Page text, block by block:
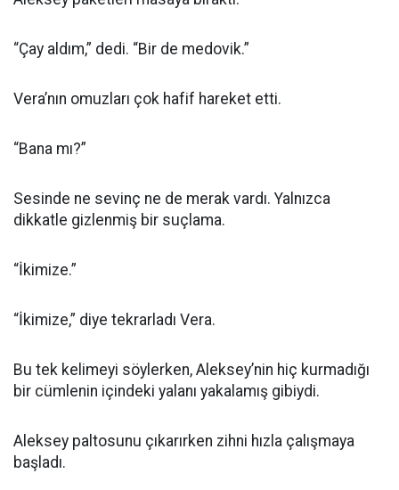
“Çay aldım,” dedi. “Bir de medovik.”
Vera’nın omuzları çok hafif hareket etti.
“Bana mı?”
Sesinde ne sevinç ne de merak vardı. Yalnızca
dikkatle gizlenmiş bir suçlama.
“İkimize.”
“İkimize,” diye tekrarladı Vera.
Bu tek kelimeyi söylerken, Aleksey’nin hiç kurmadığı
bir cümlenin içindeki yalanı yakalamış gibiydi.
Aleksey paltosunu çıkarırken zihni hızla çalışmaya
başladı.